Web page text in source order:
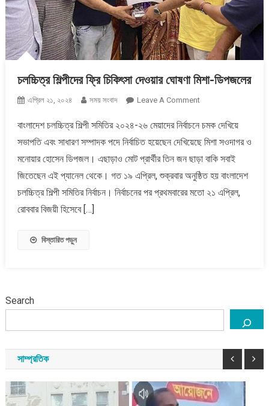
চলচ্চিত্র শিল্পীদের ফ্রি চিকিৎসা দেওয়ার ঘোষণা মিশা-ডিপজলের
এপ্রিল ২১, ২০২৪ সময় সংবাদ Leave A CommentOn
শিল্পীদের
ফ্রি
চিকিৎসা
ঘোষণা
মিশা-
বাংলাদেশ চলচ্চিত্র শিল্পী সমিতির ২০২৪-২৬ মেয়াদের নির্বাচনে চমক দেখিয়ে
সভাপতি এবং সাধারণ সম্পাদক পদে নির্বাচিত হয়েছেন দেখিয়েছে মিশা সওদাগর ও
মনোয়ার হোসেন ডিপজল। এছাড়াও মোট প্রার্থীর তিন জন ছাড়া বাকি সবাই
জিতেছেন এই প্যানেল থেকে। গত ১৯ এপ্রিল, শুক্রবার অনুষ্ঠিত হয় বাংলাদেশ
চলচ্চিত্র শিল্পী সমিতির নির্বাচন। নির্বাচনের পর প্রথমবারের মতো ২১ এপ্রিল,
রোববার বিজয়ী হিসেবে […]
বিস্তারিত পড়ুন
Search
সাম্প্রতিক